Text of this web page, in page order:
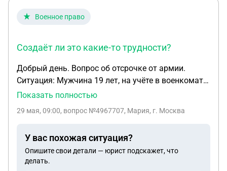
Военное право
Создаёт ли это какие-то трудности?
Добрый день. Вопрос об отсрочке от армии.
Ситуация: Мужчина 19 лет, на учёте в военкомате
не состоит, приписного не имеет. Учился в
лет поступил в вуз и так же не подавался в
момент он отчислен из вуза. И зачисляется в
другой (не переводится, а именно зачисляется) на
второй курс. Правильно ли я понимаю, что
Показать полностью
29 мая, 09:00, вопрос №4967707, Мария, г. Москва
У вас похожая ситуация?
Опишите свои детали — юрист подскажет, что
делать.